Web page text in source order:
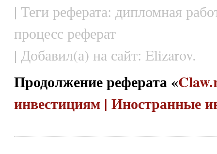
| Теги реферата: дипломная
процесс реферат
| Добавил(а) на сайт: Elizarov.
Продолжение реферата «
инвестициям | Иностранные